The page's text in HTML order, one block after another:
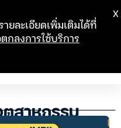
ตสาหกรรม
ยละเอียดเพิ่มเติมได้ที่
กลงการใช้บริการ
X